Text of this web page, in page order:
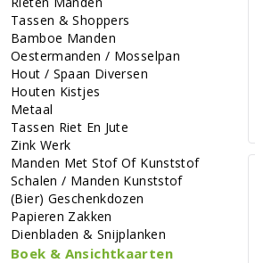
Tassen & Shoppers
Bamboe Manden
Oestermanden / Mosselpan
Hout / Spaan Diversen
Houten Kistjes
Metaal
Tassen Riet En Jute
Zink Werk
Manden Met Stof Of Kunststof
Schalen / Manden Kunststof
(bier) Geschenkdozen
Papieren Zakken
Dienbladen & Snijplanken
Boek & Ansichtkaarten